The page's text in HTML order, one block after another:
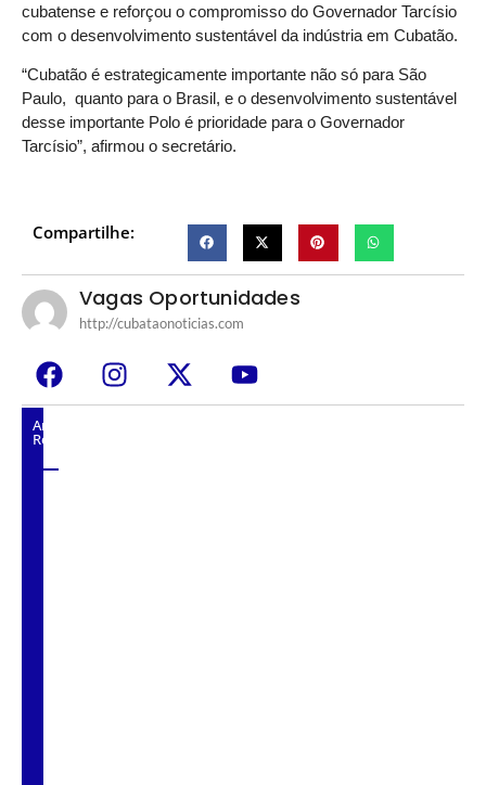
cubatense e reforçou o compromisso do Governador Tarcísio
com o desenvolvimento sustentável da indústria em Cubatão.
“Cubatão é estrategicamente importante não só para São
Paulo, quanto para o Brasil, e o desenvolvimento sustentável
desse importante Polo é prioridade para o Governador
Tarcísio”, afirmou o secretário.
Compartilhe:
Vagas Oportunidades
http://cubataonoticias.com
Artigos
Relacionados